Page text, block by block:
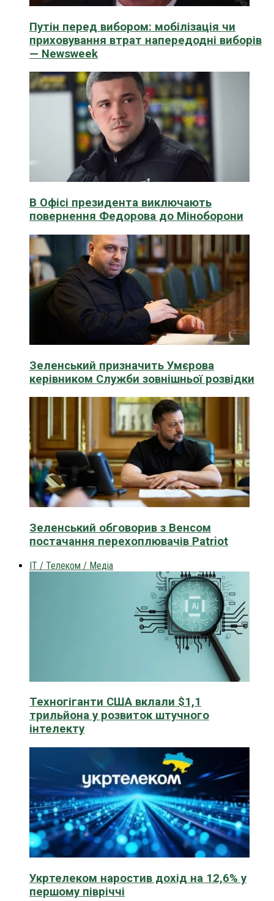
Путін перед вибором: мобілізація чи
приховування втрат напередодні виборів
— Newsweek
В Офісі президента виключають
повернення Федорова до Міноборони
Зеленський призначить Умєрова
керівником Служби зовнішньої розвідки
Зеленський обговорив з Венсом
постачання перехоплювачів Patriot
IT / Телеком / Медіа
Техногіганти США вклали $1,1
трильйона у розвиток штучного
інтелекту
Укртелеком наростив дохід на 12,6% у
першому півріччі